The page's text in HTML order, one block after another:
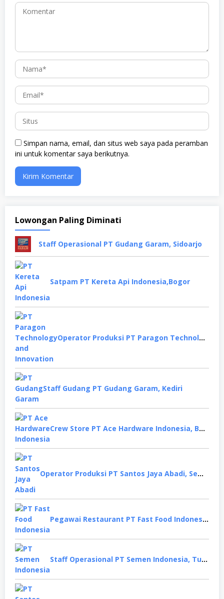
Simpan nama, email, dan situs web saya pada peramban
ini untuk komentar saya berikutnya.
Lowongan Paling Diminati
Staff Operasional PT Gudang Garam, Sidoarjo
Satpam PT Kereta Api Indonesia,Bogor
Operator Produksi PT Paragon Technology and Innovation, Tangerang
Staff Gudang PT Gudang Garam, Kediri
Crew Store PT Ace Hardware Indonesia, Bekasi
Operator Produksi PT Santos Jaya Abadi, Semarang
Pegawai Restaurant PT Fast Food Indonesia, Surabaya
Staff Operasional PT Semen Indonesia, Tuban